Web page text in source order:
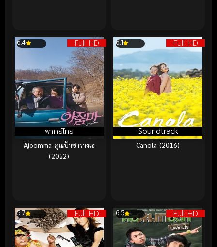
Full HD
พากย์ไทย
6.4
Ajoomma คุณป้าซารางเฮ
(2022)
Full HD
Soundtrack
6.1
Canola (2016)
Full HD
5.7 Full HD
6.5